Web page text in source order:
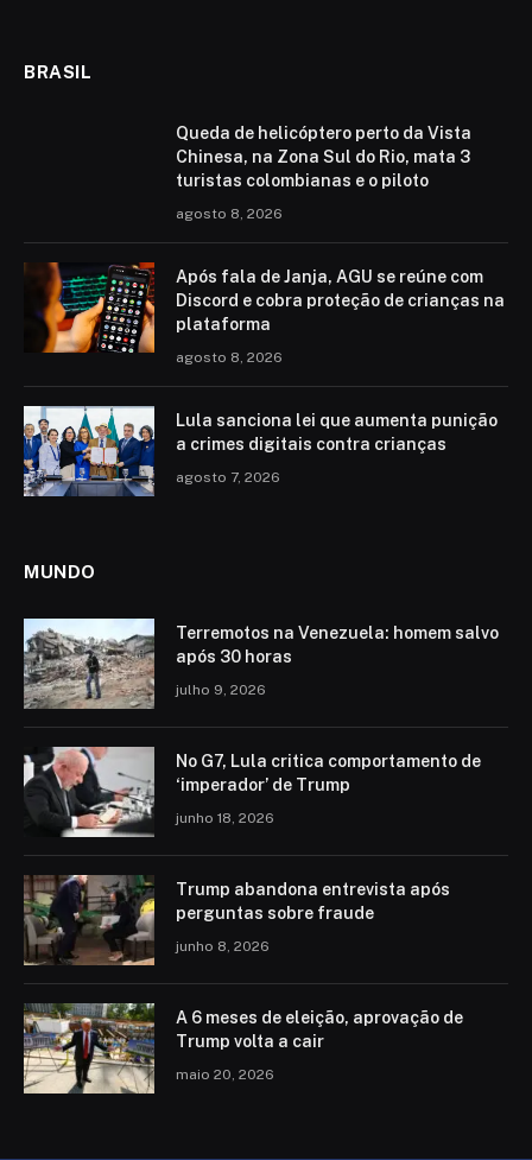
BRASIL
Queda de helicóptero perto da Vista
Chinesa, na Zona Sul do Rio, mata 3
turistas colombianas e o piloto
agosto 8, 2026
Após fala de Janja, AGU se reúne com
Discord e cobra proteção de crianças na
plataforma
agosto 8, 2026
Lula sanciona lei que aumenta punição
a crimes digitais contra crianças
agosto 7, 2026
MUNDO
Terremotos na Venezuela: homem salvo
após 30 horas
julho 9, 2026
No G7, Lula critica comportamento de
‘imperador’ de Trump
junho 18, 2026
Trump abandona entrevista após
perguntas sobre fraude
junho 8, 2026
A 6 meses de eleição, aprovação de
Trump volta a cair
maio 20, 2026